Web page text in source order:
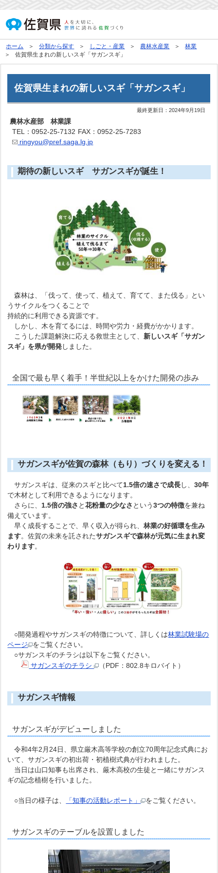
ホーム 分類から探す しごと・産業 農林水産業
林業
佐賀県生まれの新しいスギ「サガンスギ」
佐賀県生まれの新しいスギ「サガンスギ」
最終更新日：2024年9月19日
農林水産部 林業課
TEL：0952-25-7132 FAX：0952-25-7283
ringyou@pref.saga.lg.jp
期待の新しいスギ サガンスギが誕生！
森林は、「伐って、使って、植えて、育てて、また伐る」とい
うサイクルをつくることで
持続的に利用できる資源です。
しかし、木を育てるには、時間や労力・経費がかかります。
こうした課題解決に応える救世主として、 新しいスギ「サガン
スギ」を県が開発しました。
全国で最も早く着手！半世紀以上をかけた開発の歩み
サガンスギが佐賀の森林（もり）づくりを変える！
サガンスギは、従来のスギと比べて1.5倍の速さで成長し、30年
で木材として利用できるようになります。
さらに、 1.5倍の強さ と花粉量の少なさ という3つの特徴を兼ね
備えています。
早く成長することで、早く収入が得られ、林業の好循環を生み
ます。佐賀の未来を託されたサガンスギで森林が元気に生まれ変
わります。
○開発過程やサガンスギの特徴について、詳しくは林業試験場の
ページ
をご覧ください。
○サガンスギのチラシは以下をご覧ください。
サガンスギのチラシ
（PDF：802.8キロバイト）
サガンスギ情報
サガンスギがデビューしました
令和4年2月24日、県立厳木高等学校の創立70周年記念式典にお
いて、サガンスギの初出荷・初植樹式典が行われました。
当日は山口知事も出席され、厳木高校の生徒と一緒にサガンス
ギの記念植樹を行いました。
○当日の様子は、 「知事の活動レポート」 をご覧ください。
サガンスギのテーブルを設置しました